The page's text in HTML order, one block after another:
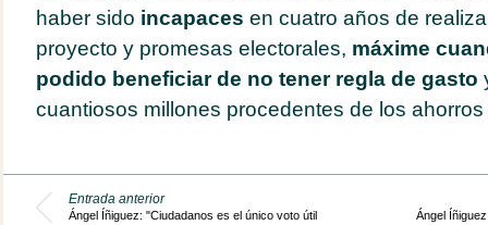
haber sido incapaces en cuatro años de
proyecto y promesas electorales, máxime
podido beneficiar de no tener regla de gasto
cuantiosos millones procedentes de los
Entrada anterior
Ángel Íñiguez: "Ciudadanos es el único voto útil
Ángel